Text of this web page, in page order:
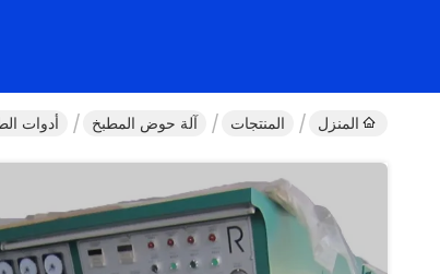
المنزل المنتجات آلة حوض المطبخ أدوات